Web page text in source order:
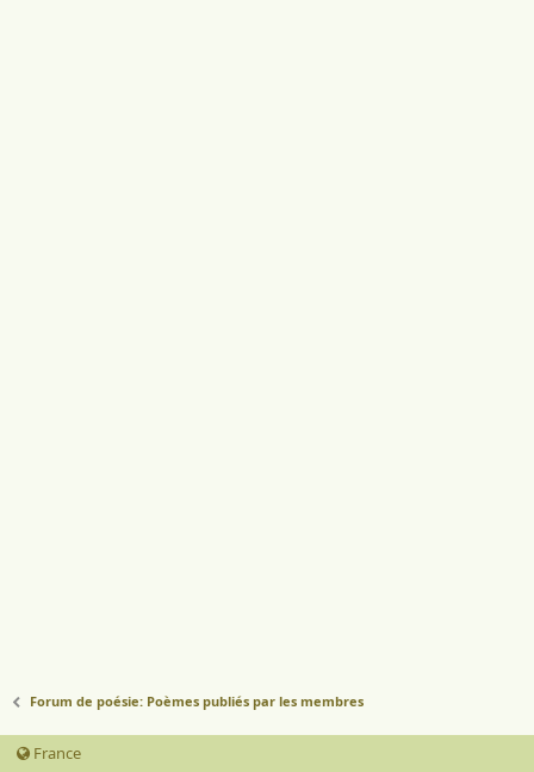
Forum de poésie: Poèmes publiés par les membres
France